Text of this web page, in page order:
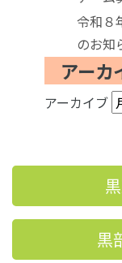
令和８
のお知
アーカ
アーカイブ
黒